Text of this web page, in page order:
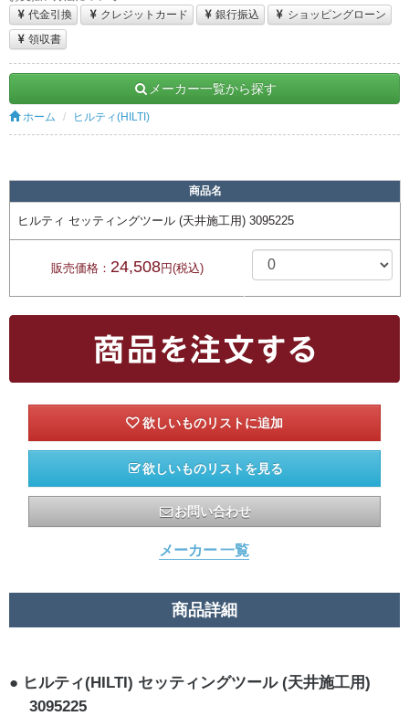
代金引換
クレジットカード 銀行振込
ショッピングローン
領収書
メーカー一覧から探す
ホーム ヒルティ(HILTI)
商品名
ヒルティ セッティングツール (天井施工用) 3095225
販売価格： 24,508円(税込)
欲しいものリストを見る
お問い合わせ
メーカー 一覧
商品詳細
ヒルティ(HILTI) セッティングツール (天井施工用)
3095225